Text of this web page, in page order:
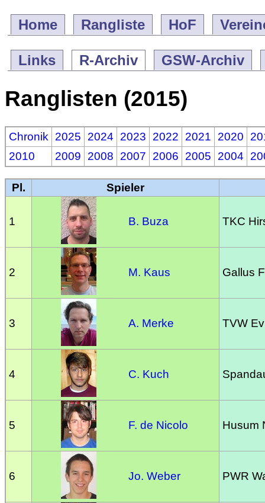
Home Rangliste HoF
Links R-Archiv GSW-Archiv
Ranglisten (2015)
Chronik 2025 2024 2023 2022 2021 2020
2010
2009 2008 2007 2006 2005 2004
Pl. Spieler
1 B. Buza TKC
2 M. Kaus Gallus
3 A. Merke TVW
4 C. Kuch
5 F. de Nicolo Husum
6 Jo. Weber PWR